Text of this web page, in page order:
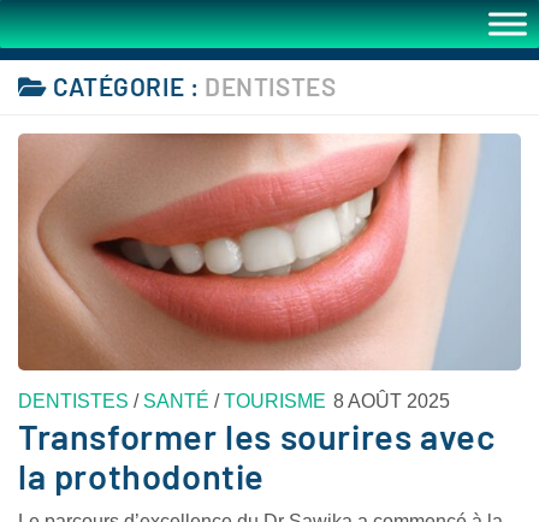
CATÉGORIE : DENTISTES
DENTISTES / SANTÉ /TOURISME 8 AOÛT 2025
Transformer les sourires avec
la prothodontie